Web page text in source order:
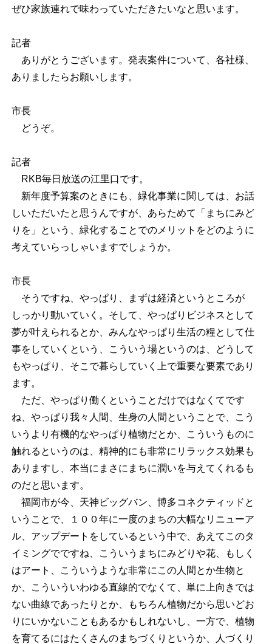
ぜひ家族連れで味わっていただきたいなと思います。
記者
ありがとうございます。発表案件について、各社様、
ありましたらお願いします。
市長
どうぞ。
記者
RKB毎日放送の江里口です。
新年度予算案のときにも、緑化事業に関しては、お話
しいただいたと思うんですが、あらためて「まちにみど
りを」という、緑化することでのメリットをどのように
考えていらっしゃいますでしょうか。
市長
そうですね、やっぱり、まずは経済というところが
しっかり動いていく。そして、やっぱりビジネスとして
夢が叶えられるとか、みんなやっぱり生活の糧として仕
事をしていくという、こういう場というのは、どうして
もやっぱり、そこで暮らしていく上で重要な要素であり
ます。
ただ、やっぱり働くということだけではなくてです
ね、やっぱり我々人間、生身の人間ということで、こう
いうより有機的なやっぱり植物だとか、こういうものに
触れるというのは、精神的にも非常にリラックス効果も
ありますし、本当にまさにまちに潤いを与えてくれるも
のだと思います。
福岡市が今、天神ビッグバン、博多コネクティッドと
いうことで、１００年に一度のまちの大幅なリニューア
ル、アップデートをしているという中で、あえてこのタ
イミングでですね、こういうまちにみどりや花、もしく
はアート、こういうような非常にこの人間とか生物と
か、こういういわゆる直線的でなくて、単に上向きでは
ない曲線であったりとか、もちろん植物だから思いどお
りにいかないこともあるかもしれないし、一方で、植物
を育てるにはたくさんのまちづくりというか、人づくり